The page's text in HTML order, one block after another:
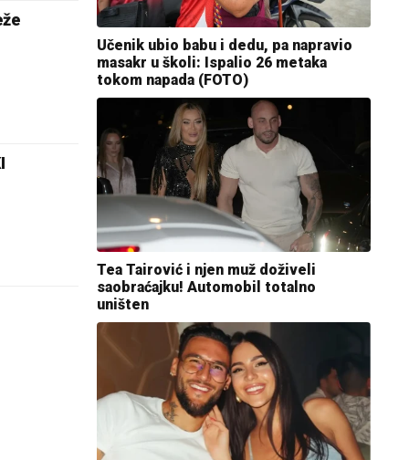
Učenik ubio babu i dedu, pa napravio
masakr u školi: Ispalio 26 metaka
tokom napada (FOTO)
Tea Tairović i njen muž doživeli
saobraćajku! Automobil totalno
uništen